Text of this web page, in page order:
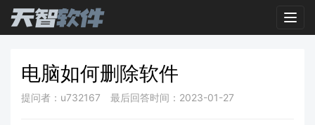
电脑如何删除软件
提问者：u732167 最后回答时间：2023-01-27